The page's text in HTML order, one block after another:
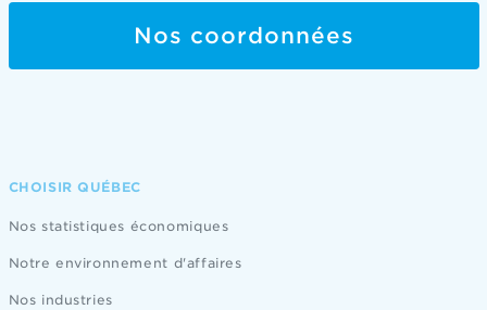
Nos coordonnées
CHOISIR QUÉBEC
Nos statistiques économiques
Notre environnement d'affaires
Nos industries